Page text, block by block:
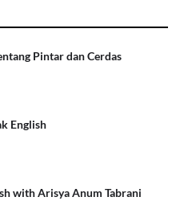
Pintar dan Cerdas
English
with Arisya Anum Tabrani